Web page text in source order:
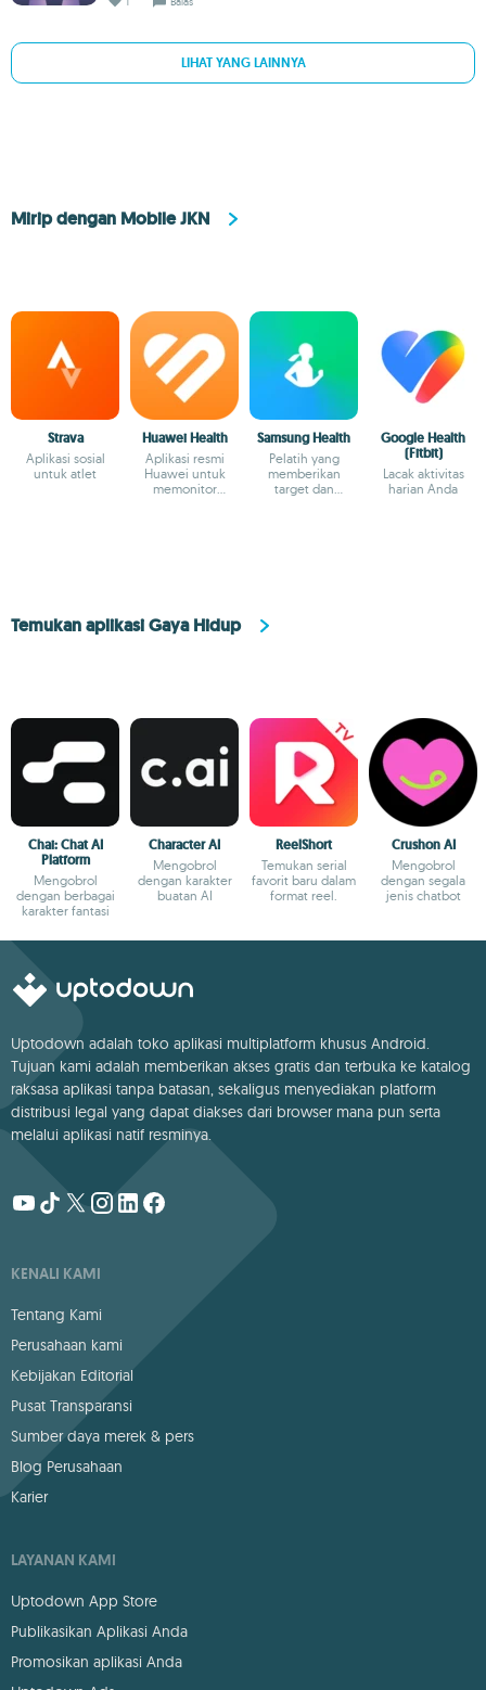
LIHAT YANG LAINNYA
Mirip dengan Mobile JKN
Strava
Aplikasi sosial
untuk atlet
Huawei Health
Aplikasi resmi
Huawei untuk
memonitor
Samsung Health
Pelatih yang
memberikan
target dan
Google Health
(Fitbit)
Lacak aktivitas
harian Anda
Temukan aplikasi Gaya Hidup
Chai: Chat AI
Platform
Mengobrol
dengan berbagai
karakter fantasi
Character AI
Mengobrol
dengan karakter
buatan AI
ReelShort
Temukan serial
favorit baru dalam
format reel.
Crushon AI
Mengobrol
dengan segala
jenis chatbot
Uptodown adalah toko aplikasi multiplatform khusus Android.
Tujuan kami adalah memberikan akses gratis dan terbuka ke katalog
raksasa aplikasi tanpa batasan, sekaligus menyediakan platform
distribusi legal yang dapat diakses dari browser mana pun serta
melalui aplikasi natif resminya.
KENALI KAMI
Tentang Kami
Perusahaan kami
Kebijakan Editorial
Pusat Transparansi
Sumber daya merek & pers
Blog Perusahaan
Karier
LAYANAN KAMI
Uptodown App Store
Publikasikan Aplikasi Anda
Promosikan aplikasi Anda